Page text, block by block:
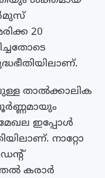
20
താൽക്കാലിക
ഇപ്പോൾ
നാറ്റോ
കരാർ